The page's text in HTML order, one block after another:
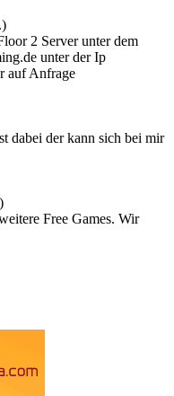
2 Server unter dem
unter der Ip
auf Anfrage
dabei der kann sich bei mir
Free Games. Wir